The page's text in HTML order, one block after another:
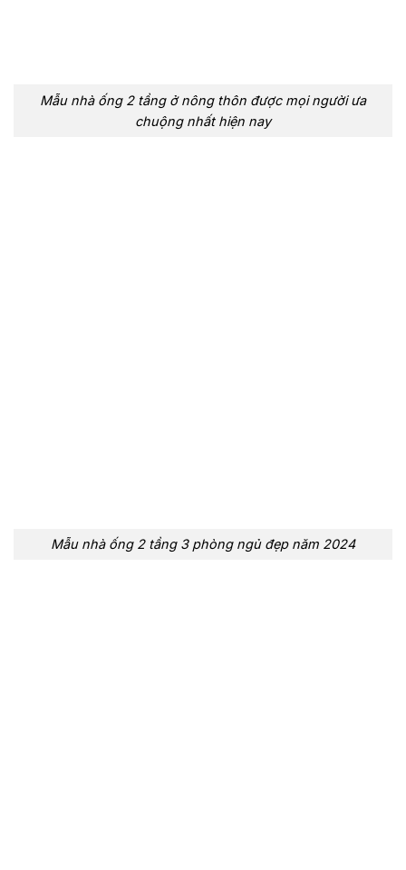
Mẫu nhà ống 2 tầng ở nông thôn được mọi người ưa
chuộng nhất hiện nay
Mẫu nhà ống 2 tầng 3 phòng ngủ đẹp năm 2024